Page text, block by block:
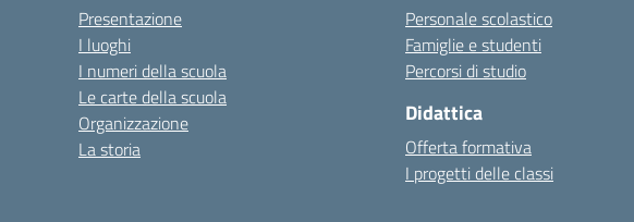
Presentazione
I luoghi
I numeri della scuola
Le carte della scuola
Organizzazione
La storia
Personale scolastico
Famiglie e studenti
Percorsi di studio
Didattica
Offerta formativa
I progetti delle classi